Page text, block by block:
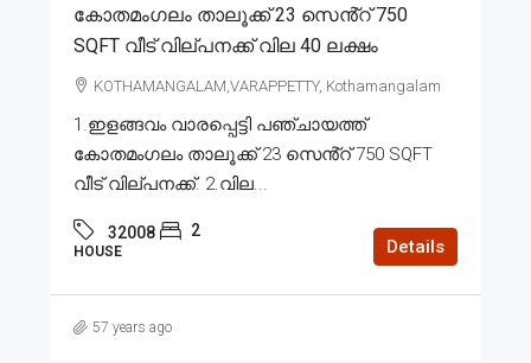
കോതമംഗലം താലൂക്ക് 23 സെൻ്റ് 750
SQFT വീട് വില്പനക്ക് വില 40 ലക്ഷം
KOTHAMANGALAM,VARAPPETTY, Kothamangalam
1.ഇളങ്ങവം വാരപ്പെട്ടി പഞ്ചായത്ത്
കോതമംഗലം താലൂക്ക് 23 സെൻ്റ് 750 SQFT
വീട് വില്പനക്ക്. 2.വില...
32008 2
HOUSE Details
57 years ago